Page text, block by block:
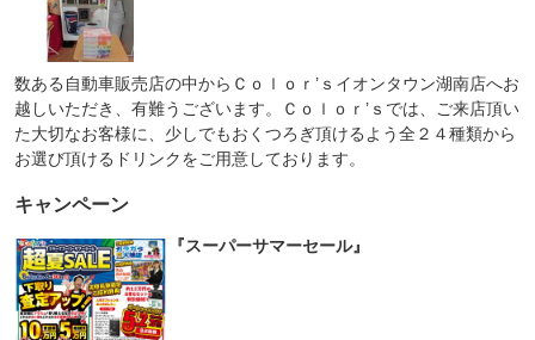
数ある自動車販売店の中からＣｏｌｏｒ’ｓイオンタウン湖南店へお
越しいただき、有難うございます。Ｃｏｌｏｒ’ｓでは、ご来店頂い
た大切なお客様に、少しでもおくつろぎ頂けるよう全２４種類から
お選び頂けるドリンクをご用意しております。
キャンペーン
『スーパーサマーセール』